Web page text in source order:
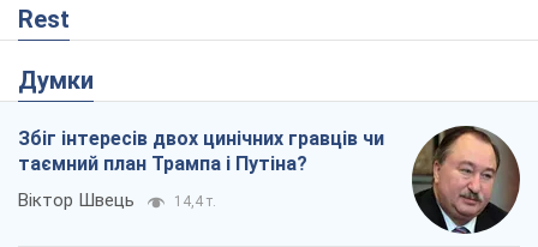
Rest
Думки
Збіг інтересів двох цинічних гравців чи
таємний план Трампа і Путіна?
Віктор Швець 14,4 т.